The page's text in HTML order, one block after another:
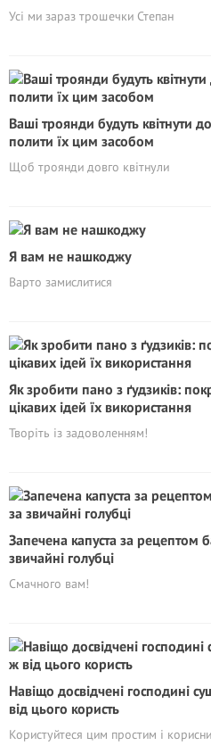
Усі ми зараз трошечки Степан
Ваші троянди будуть квітнути
полити їх цим засобом
Щоб троянди довго квітнули
Я вам не нашкоджу
Варто замислитися
Як зробити пано з ґудзиків:
цікавих ідей їх використання
Творіть із задоволенням!
Запечена капуста за рецептом
звичайні голубці
Смачного вам!
Навіщо досвідчені господині
від цього користь
Користуйтеся цим простим і